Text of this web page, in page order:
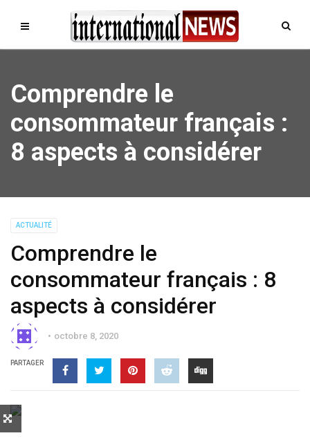
Comprendre le
consommateur français :
8 aspects à considérer
ACTUALITÉ
Comprendre le
consommateur français : 8
aspects à considérer
octobre 8, 2020
PARTAGER